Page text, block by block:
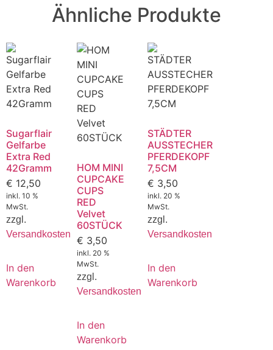
Ähnliche Produkte
Sugarflair
Gelfarbe
Extra Red
42Gramm
€ 12,50
inkl. 10 %
MwSt.
zzgl.
Versandkosten
In den
Warenkorb
HOM MINI
CUPCAKE
CUPS
RED
Velvet
60STÜCK
€ 3,50
inkl. 20 %
MwSt.
zzgl.
Versandkosten
In den
Warenkorb
STÄDTER
AUSSTECHER
PFERDEKOPF
7,5CM
€ 3,50
inkl. 20 %
MwSt.
zzgl.
Versandkosten
In den
Warenkorb